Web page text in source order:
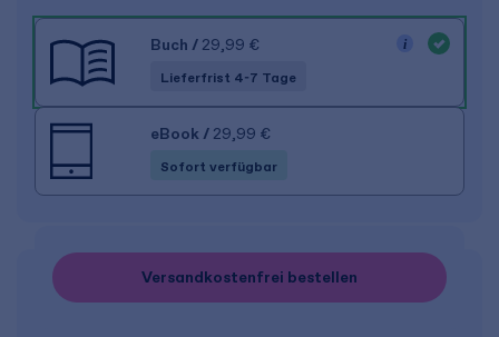
Buch / 29,99 €
Lieferfrist 4-7 Tage
eBook / 29,99 €
Sofort verfügbar
Versandkostenfrei bestellen